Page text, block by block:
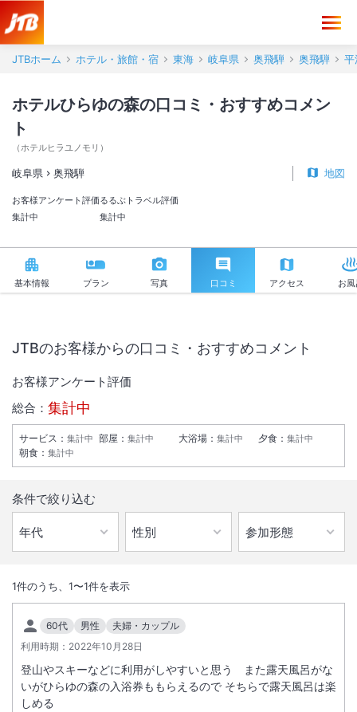
JTBホーム ホテル・旅館・宿 東海 岐阜県 奥飛騨 奥飛騨 平
ホテルひらゆの森の口コミ・おすすめコメン
ト
（ホテルヒラユノモリ ）
岐阜県 奥飛騨 地図
お客様アンケート評価
集計中
るるぶトラベル評価
集計中
基本情報 プラン 写真 口コミ アクセス お
人気温泉施設ひらゆの森の姉妹館で、奥飛騨温泉郷初のビジネスタイプ
のホテルです。
総客室数16室
INチェックイン
15:00 / OUT チェックアウト
10:00
JTBのお客様からの口コミ・おすすめコメント
お客様アンケート評価
総合： 集計中
サービス ： 集計中 部屋 ： 集計中 大浴場 ： 集計中 夕食 ： 集計中
朝食 ： 集計中
条件で絞り込む
1件のうち、 1〜1件を表示
60代 男性
夫婦・カップル
利用時期： 2022年10月28日
登山やスキーなどに利用がしやすいと思う また露天風呂がな
いがひらゆの森の入浴券ももらえるので そちらで露天風呂は楽
しめる